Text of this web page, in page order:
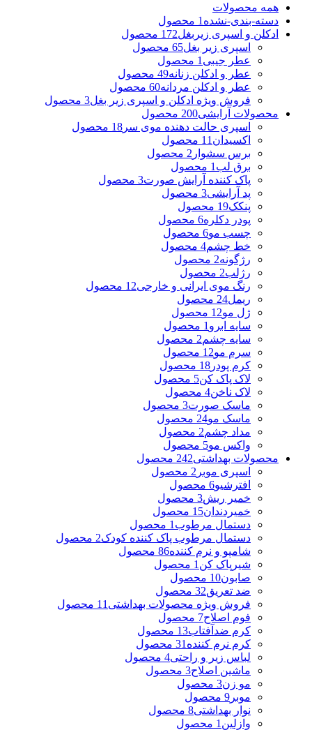
همه محصولات
دسته-بندی-نشده 1 محصول
ادکلن و اسپری زیربغل172 محصول
اسپری زیر بغل65 محصول
عطر جیبی 1 محصول
عطر و ادکلن زنانه49 محصول
عطر و ادکلن مردانه60 محصول
فروش ویژه ادکلن و اسپری زیر بغل3 محصول
محصولات آرایشی200 محصول
اسپری حالت دهنده موی سر 18 محصول
اکسیدان 11 محصول
برس سشوار 2 محصول
برق لب 1 محصول
پاک کننده آرایش صورت3 محصول
پد آرایشی3 محصول
پنکک19 محصول
پودر دکلره6 محصول
چسب مو6 محصول
خط چشم4 محصول
رژگونه2 محصول
رژلب2 محصول
رنگ موی ایرانی و خارجی12 محصول
ریمل24 محصول
ژل مو12 محصول
سایه ابرو 1 محصول
سایه چشم2 محصول
سرم مو12 محصول
کرم پودر 18 محصول
لاک پاک کن5 محصول
لاک ناخن4 محصول
ماسک صورت3 محصول
ماسک مو24 محصول
مداد چشم2 محصول
واکس مو5 محصول
محصولات بهداشتی242 محصول
اسپری موبر 2 محصول
افترشیو6 محصول
خمیر ریش3 محصول
خمیردندان15 محصول
دستمال مرطوب 1 محصول
دستمال مرطوب پاک کننده کودک2 محصول
شامپو و نرم کننده86 محصول
شیرپاک کن 1 محصول
صابون10 محصول
ضد تعریق32 محصول
فروش ویژه محصولات بهداشتی 11 محصول
فوم اصلاح7 محصول
کرم ضدآفتاب13 محصول
کرم نرم کننده 31 محصول
لباس زیر و راحتی4 محصول
ماشین اصلاح3 محصول
مو زن3 محصول
موبر 9 محصول
نوار بهداشتی8 محصول
وازلین 1 محصول